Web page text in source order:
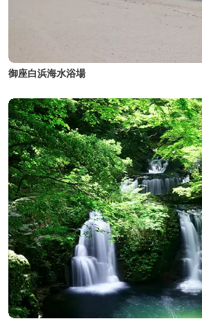
御座白浜海水浴場